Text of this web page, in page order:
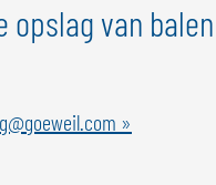
van
»